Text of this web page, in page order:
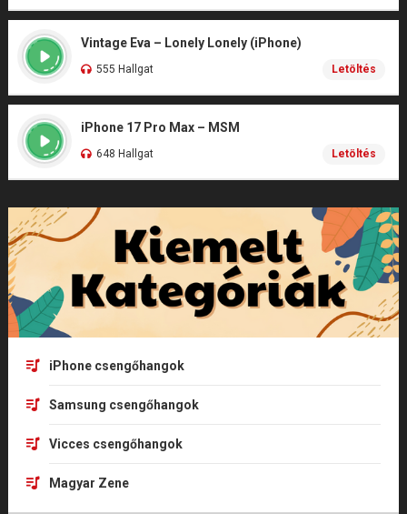
Vintage Eva – Lonely Lonely (iPhone)
555 Hallgat Letöltés
iPhone 17 Pro Max – MSM
648 Hallgat Letöltés
iPhone csengőhangok
Samsung csengőhangok
Vicces csengőhangok
Magyar Zene